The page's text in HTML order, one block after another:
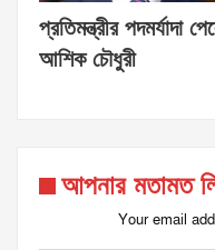
প্রতিমন্ত্রীর পদমর্যাদা
আশিক চৌধুরী
আপনার মতামত
Your email